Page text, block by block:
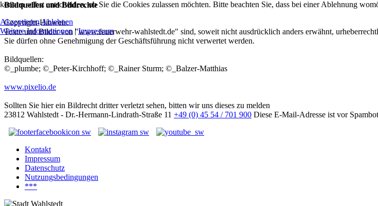
Bildquellen und Bildrechte
Copyright-Hinweis:
Texte und Bilder von "www.feuerwehr-wahlstedt.de" sind, soweit nicht ausdrücklich anders erwähnt,
Sie dürfen ohne Genehmigung der Geschäftsführung nicht verwertet werden.
Bildquellen:
©_plumbe; ©_Peter-Kirchhoff; ©_Rainer Sturm; ©_Balzer-Matthias
www.pixelio.de
Sollten Sie hier ein Bildrecht dritter verletzt sehen, bitten wir uns dieses zu melden
23812 Wahlstedt - Dr.-Hermann-Lindrath-Straße 11 +49 (0) 45 54 / 701 900 Diese E-Mail-Adresse ist vor
Kontakt
Impressum
Datenschutz
Nutzungsbedingungen
***
können selbst entscheiden, ob Sie die Cookies zulassen möchten. Bitte beachten Sie, dass bei einer Ablehnung
AkzeptierenAblehnen
Weitere Informationen |Impressum